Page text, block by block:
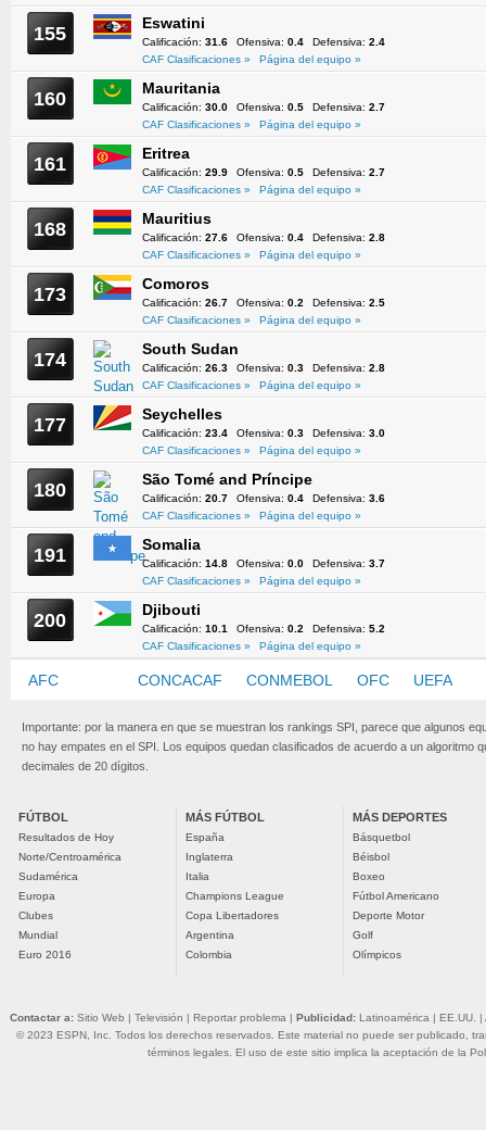
155 Eswatini
Calificación: 31.6 Ofensiva: 0.4 Defensiva: 2.4
CAF Clasificaciones »
Página del equipo »
160 Mauritania
Calificación: 30.0 Ofensiva: 0.5 Defensiva: 2.7
CAF Clasificaciones »
Página del equipo »
161 Eritrea
Calificación: 29.9 Ofensiva: 0.5 Defensiva: 2.7
CAF Clasificaciones »
Página del equipo »
168 Mauritius
Calificación: 27.6 Ofensiva: 0.4 Defensiva: 2.8
CAF Clasificaciones »
Página del equipo »
173 Comoros
Calificación: 26.7 Ofensiva: 0.2 Defensiva: 2.5
CAF Clasificaciones »
Página del equipo »
174 South Sudan
Calificación: 26.3 Ofensiva: 0.3 Defensiva: 2.8
CAF Clasificaciones »
Página del equipo »
177 Seychelles
Calificación: 23.4 Ofensiva: 0.3 Defensiva: 3.0
CAF Clasificaciones »
Página del equipo »
180 São Tomé and Príncipe
Calificación: 20.7 Ofensiva: 0.4 Defensiva: 3.6
CAF Clasificaciones »
Página del equipo »
191 Somalia
Calificación: 14.8 Ofensiva: 0.0 Defensiva: 3.7
CAF Clasificaciones »
Página del equipo »
200 Djibouti
Calificación: 10.1 Ofensiva: 0.2 Defensiva: 5.2
CAF Clasificaciones »
Página del equipo »
AFC CONCACAF CONMEBOL OFC UEFA
Importante: por la manera en que se muestran los rankings SPI, parece que algunos
no hay empates en el SPI. Los equipos quedan clasificados de acuerdo a un algoritmo
decimales de 20 dígitos.
FÚTBOL
Resultados de Hoy
Norte/Centroamérica
Sudamérica
Europa
Clubes
Mundial
Euro 2016
MÁS FÚTBOL
España
Inglaterra
Italia
Champions League
Copa Libertadores
Argentina
Colombia
MÁS DEPORTES
Básquetbol
Béisbol
Boxeo
Fútbol Americano
Deporte Motor
Golf
Olímpicos
Contactar a: Sitio Web | Televisión | Reportar problema | Publicidad: Latinoamérica | EE.UU. |
© 2023 ESPN, Inc. Todos los derechos reservados. Este material no puede ser publicado,
términos legales. El uso de este sitio implica la aceptación de la